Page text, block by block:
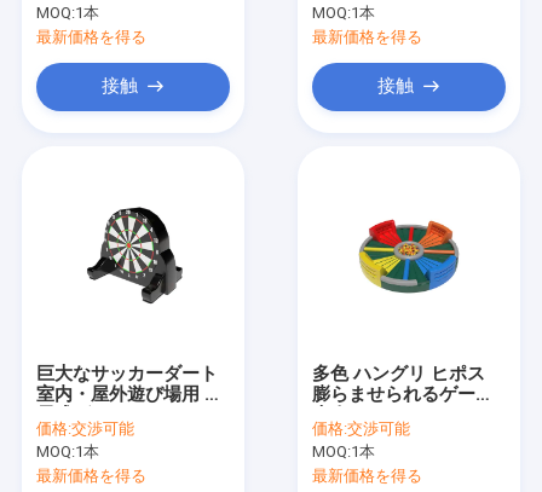
MOQ:1本
最新価格を得る
接触
MOQ:1本
最新価格を得る
接触
巨大なサッカーダート
室内・屋外遊び場用 充
価格:交渉可能
MOQ:1本
最新価格を得る
多色 ハングリ ヒポス
膨らませられるゲーム
ー
価格:交渉可能
MOQ:1本
最新価格を得る